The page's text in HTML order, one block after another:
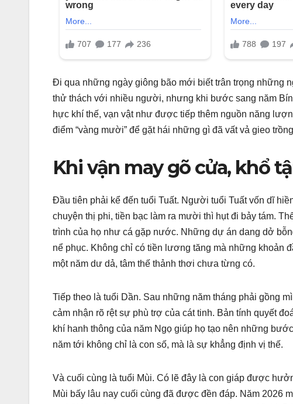
Đi qua những ngày giông bão mới biết trân trọng những
thử thách với nhiều người, nhưng khi bước sang năm
hực khí thế, vạn vật như được tiếp thêm nguồn năng
điểm “vàng mười” để gặt hái những gì đã vất vả gieo
Khi vận may gõ cửa, khổ
Đầu tiên phải kể đến tuổi Tuất. Người tuổi Tuất vốn dĩ
chuyện thị phi, tiền bạc làm ra mười thì hụt đi bảy tám.
trình của họ như cá gặp nước. Những dự án dang dở
nể phục. Không chỉ có tiền lương tăng mà những khoản
một năm dư dả, tâm thế thảnh thơi chưa từng có.
Tiếp theo là tuổi Dần. Sau những năm tháng phải gồng
cảm nhận rõ rệt sự phù trợ của cát tinh. Bản tính quyết
khí hanh thông của năm Ngọ giúp họ tạo nên những
năm tới không chỉ là con số, mà là sự khẳng định vị thế.
Và cuối cùng là tuổi Mùi. Có lẽ đây là con giáp được
Mùi bấy lâu nay cuối cùng đã được đền đáp. Năm 2026